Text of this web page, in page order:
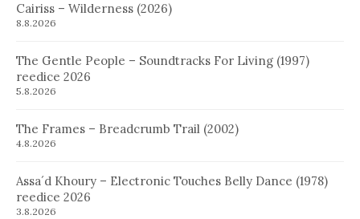
Cairiss – Wilderness (2026)
8.8.2026
The Gentle People – Soundtracks For Living (1997)
reedice 2026
5.8.2026
The Frames – Breadcrumb Trail (2002)
4.8.2026
Assa´d Khoury – Electronic Touches Belly Dance (1978)
reedice 2026
3.8.2026